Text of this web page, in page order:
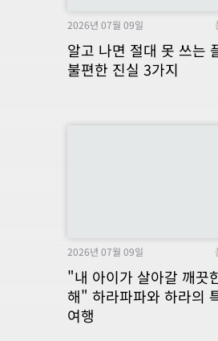
2026년 07월 09일
알고 나면 절대 못 쓰는
불편한 진실 3가지
2026년 07월 09일
"내 아이가 살아갈 깨끗
해" 하라파파와 하라의
여행